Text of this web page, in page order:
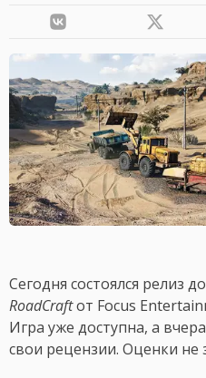
Сегодня состоялся релиз
RoadCraftот Focus
Игра уже доступна, а
свои рецензии. Оценки не